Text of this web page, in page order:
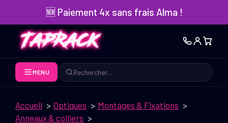
contenu
🆕 Paiement 4x sans frais Alma !
MENU
Rechercher
Accueil Optiques
Montages & Fixations
Anneaux & colliers